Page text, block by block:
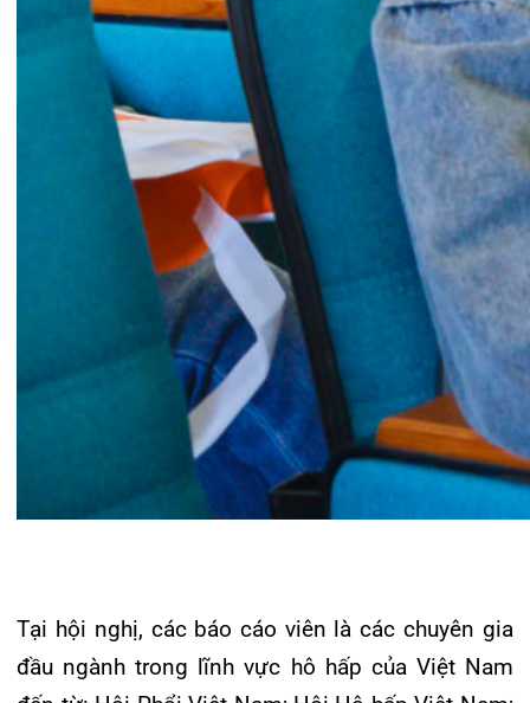
đại biểu tham dự chương trình.
Phát biểu trong Hội nghị, TS.BSCKII Phạm Thu